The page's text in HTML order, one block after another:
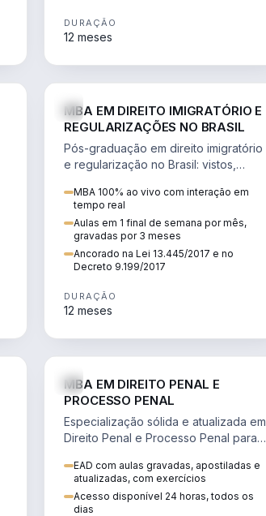
DURAÇÃO
12 meses
MBA EM DIREITO IMIGRATÓRIO E
REGULARIZAÇÕES NO BRASIL
Pós-graduação em direito imigratório
e regularização no Brasil: vistos,
tributação do imigrante.
MBA 100% ao vivo com interação em
tempo real
Aulas em 1 final de semana por mês,
gravadas por 3 meses
Ancorado na Lei 13.445/2017 e no
Decreto 9.199/2017
DURAÇÃO
12 meses
MBA EM DIREITO PENAL E
PROCESSO PENAL
Especialização sólida e atualizada em
Direito Penal e Processo Penal para a
jurídicos.
EAD com aulas gravadas, apostiladas e
atualizadas, com exercícios
Acesso disponível 24 horas, todos os
dias